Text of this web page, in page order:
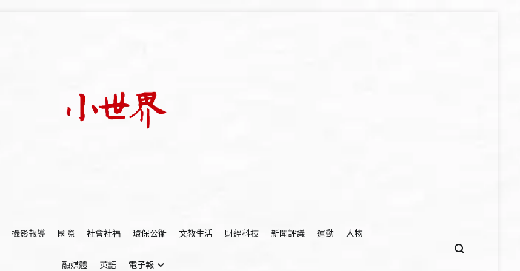
攝影報導 國際 社會社福 環保公衛 文教生活 財經科技 新聞評議 運動 人物
融媒體 英語 電子報